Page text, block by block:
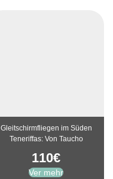
Gleitschirmfliegen im Süden
Teneriffas: Von Taucho
110€
Ver mehr